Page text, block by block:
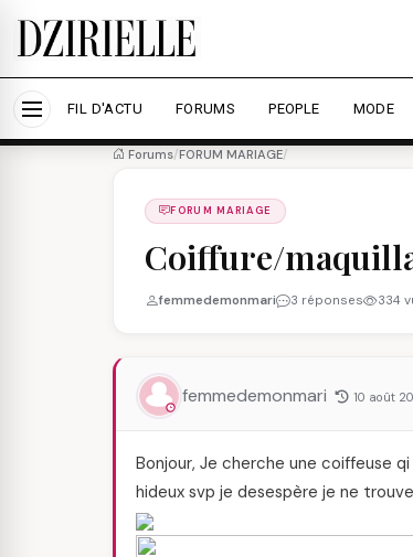
Nous utilisons des cookies pour améliorer
Accepter tout
FIL D'ACTU FORUMS PEOPLE MODE
Forums/FORUM MARIAGE/
FORUM MARIAGE
Coiffure/
femmedemonmari 3 réponses 334
femmedemonmari 10 août
Bonjour, Je cherche une coiffeuse
hideux svp je desespère je ne